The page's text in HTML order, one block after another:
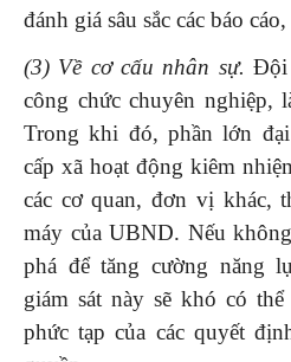
đánh giá sâu sắc các báo
(3) Về cơ cấu nhân sự.Đội
công chức chuyên nghiệp,
Trong khi đó, phần lớn
cấp xã hoạt động kiêm
các cơ quan, đơn vị khác,
máy của UBND. Nếu
phá để tăng cường năng
giám sát này sẽ khó có
phức tạp của các quyết